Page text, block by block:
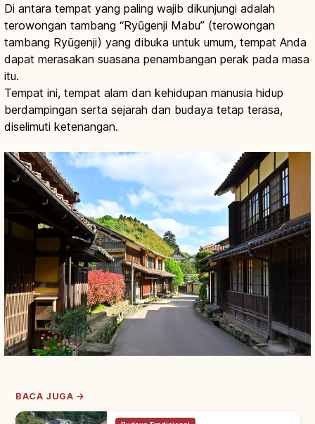
Di antara tempat yang paling wajib dikunjungi adalah
terowongan tambang “Ryūgenji Mabu” (terowongan
tambang Ryūgenji) yang dibuka untuk umum, tempat Anda
dapat merasakan suasana penambangan perak pada masa
itu.
Tempat ini, tempat alam dan kehidupan manusia hidup
berdampingan serta sejarah dan budaya tetap terasa,
diselimuti ketenangan.
BACA JUGA →